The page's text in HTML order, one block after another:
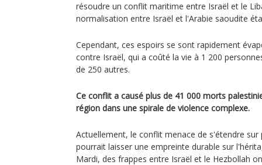
résoudre un conflit maritime entre Israël et le
normalisation entre Israël et l'Arabie saoudite
Cependant, ces espoirs se sont rapidement
contre Israël, qui a coûté la vie à 1 200
de 250 autres.
Ce conflit a causé plus de 41 000 morts
région dans une spirale de violence complexe.
Actuellement, le conflit menace de s'étendre sur
pourrait laisser une empreinte durable sur
Mardi, des frappes entre Israël et le Hezbollah